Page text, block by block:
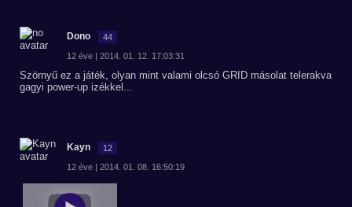
Dono 44
12 éve | 2014. 01. 12. 17:03:31
Szörnyű ez a játék, olyan mint valami olcsó GRID másolat telerakva
gagyi power-up izékkel...
Kayn 12
12 éve | 2014. 01. 08. 16:50:19